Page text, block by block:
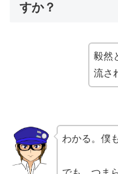
すか？
毅然
流さ
わかる。僕